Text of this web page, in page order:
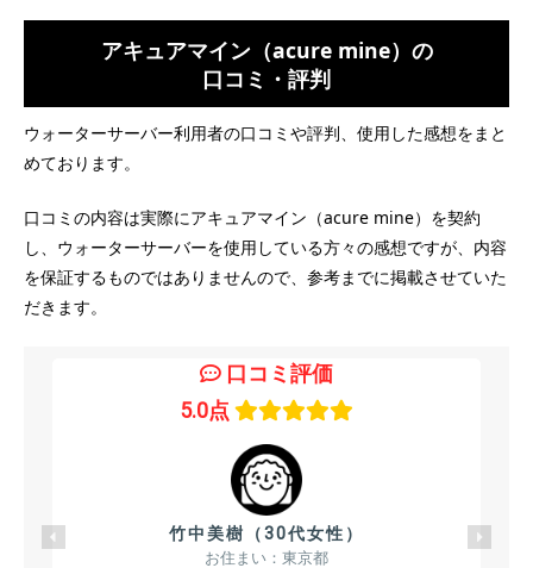
アキュアマイン（acure mine）の
口コミ・評判
ウォーターサーバー利用者の口コミや評判、使用した感想をまと
めております。
口コミの内容は実際にアキュアマイン（acure mine）を契約
し、ウォーターサーバーを使用している方々の感想ですが、内容
を保証するものではありませんので、参考までに掲載させていた
だきます。
口コミ評価
5.0点
竹中美樹（30代女性）
お住まい：東京都